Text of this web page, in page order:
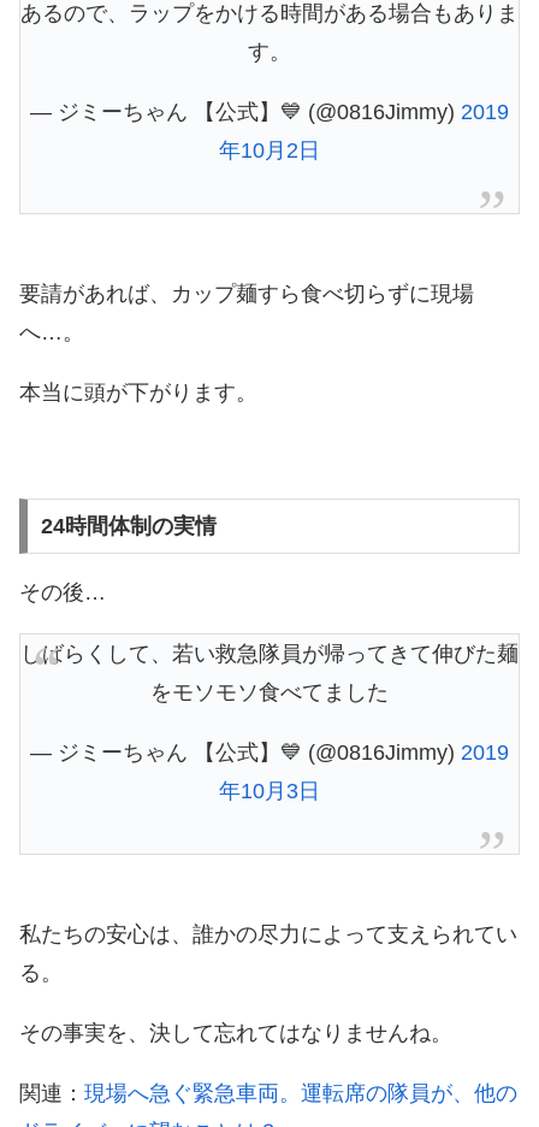
あるので、ラップをかける時間がある場合もありま
す。
— ジミーちゃん 【公式】💙 (@0816Jimmy) 2019
年10月2日
要請があれば、カップ麺すら食べ切らずに現場
へ…。
本当に頭が下がります。
24時間体制の実情
その後…
しばらくして、若い救急隊員が帰ってきて伸びた麺
をモソモソ食べてました
— ジミーちゃん 【公式】💙 (@0816Jimmy) 2019
年10月3日
私たちの安心は、誰かの尽力によって支えられてい
る。
その事実を、決して忘れてはなりませんね。
関連： 現場へ急ぐ緊急車両。運転席の隊員が、他の